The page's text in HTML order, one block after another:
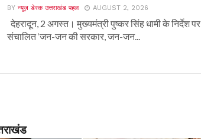
BYन्यूज़ डेस्क उत्तराखंड पहल AUGUST 2, 2026
देहरादून, 2 अगस्त। मुख्यमंत्री पुष्कर सिंह धामी के निर्देश पर
संचालित ‘जन-जन की सरकार, जन-जन...